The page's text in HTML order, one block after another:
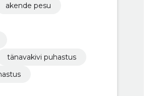
akende pesu
tänavakivi puhastus